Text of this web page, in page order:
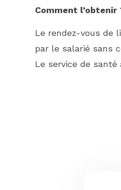
Comment l’obtenir
Le rendez-vous de
par le salarié sans
Le service de